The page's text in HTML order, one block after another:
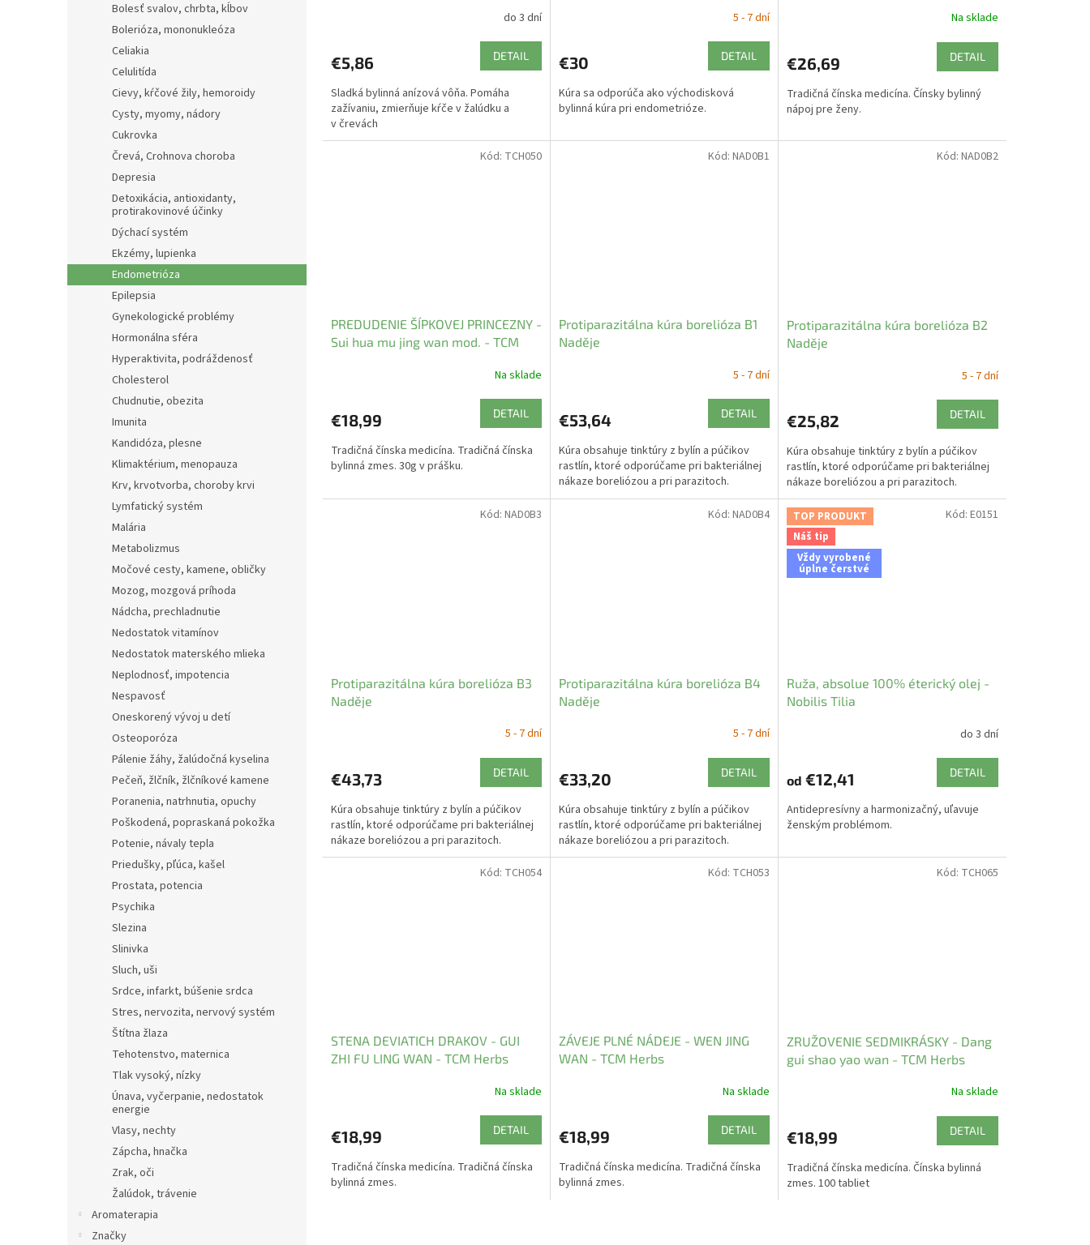
Bolesť svalov, chrbta, kĺbov
Bolerióza, mononukleóza
Celiakia
Celulitída
Cievy, kŕčové žily, hemoroidy
Cysty, myomy, nádory
Cukrovka
Črevá, Crohnova choroba
Depresia
Detoxikácia, antioxidanty,
protirakovinové účinky
Dýchací systém
Ekzémy, lupienka
Endometrióza
Epilepsia
Gynekologické problémy
Hormonálna sféra
Hyperaktivita, podráždenosť
Cholesterol
Chudnutie, obezita
Imunita
Kandidóza, plesne
Klimaktérium, menopauza
Krv, krvotvorba, choroby krvi
Lymfatický systém
Malária
Metabolizmus
Močové cesty, kamene, obličky
Mozog, mozgová príhoda
Nádcha, prechladnutie
Nedostatok vitamínov
Nedostatok materského mlieka
Neplodnosť, impotencia
Nespavosť
Oneskorený vývoj u detí
Osteoporóza
Pálenie žáhy, žalúdočná kyselina
Pečeň, žlčník, žlčníkové kamene
Poranenia, natrhnutia, opuchy
Poškodená, popraskaná pokožka
Potenie, návaly tepla
Priedušky, pľúca, kašel
Prostata, potencia
Psychika
Slezina
Slinivka
Sluch, uši
Srdce, infarkt, búšenie srdca
Stres, nervozita, nervový systém
Štítna žlaza
Tehotenstvo, maternica
Tlak vysoký, nízky
Únava, vyčerpanie, nedostatok
energie
Vlasy, nechty
Zápcha, hnačka
Zrak, oči
Žalúdok, trávenie
Aromaterapia
Značky
do 3 dní
€5,86 DETAIL
Sladká bylinná anízová vôňa. Pomáha
zažívaniu, zmierňuje kŕče v žalúdku a
v črevách
5 - 7 dní
€30 DETAIL
Kúra sa odporúča ako východisková
bylinná kúra pri endometrióze.
Na sklade
€26,69 DETAIL
Tradičná čínska medicína. Čínsky bylinný
nápoj pre ženy.
PREDUDENIE ŠÍPKOVEJ PRINCEZNY -
Sui hua mu jing wan mod. - TCM
Na sklade
€18,99 DETAIL
Tradičná čínska medicína. Tradičná čínska
bylinná zmes. 30g v prášku.
Kód: TCH050
Protiparazitálna kúra borelióza B1
Naděje
5 - 7 dní
€53,64 DETAIL
Kúra obsahuje tinktúry z bylín a púčikov
rastlín, ktoré odporúčame pri bakteriálnej
nákaze boreliózou a pri parazitoch.
Kód: NAD0B1
Protiparazitálna kúra borelióza B2
Naděje
5 - 7 dní
€25,82 DETAIL
Kúra obsahuje tinktúry z bylín a púčikov
rastlín, ktoré odporúčame pri bakteriálnej
nákaze boreliózou a pri parazitoch.
Kód: NAD0B2
Protiparazitálna kúra borelióza B3
Naděje
5 - 7 dní
€43,73 DETAIL
Kúra obsahuje tinktúry z bylín a púčikov
rastlín, ktoré odporúčame pri bakteriálnej
nákaze boreliózou a pri parazitoch.
Kód: NAD0B3
Protiparazitálna kúra borelióza B4
Naděje
5 - 7 dní
€33,20 DETAIL
Kúra obsahuje tinktúry z bylín a púčikov
rastlín, ktoré odporúčame pri bakteriálnej
nákaze boreliózou a pri parazitoch.
Kód: NAD0B4
TOP PRODUKT
Náš tip
Vždy vyrobené
úplne čerstvé
Ruža, absolue 100% éterický olej -
Nobilis Tilia
do 3 dní
od €12,41 DETAIL
Antidepresívny a harmonizačný, uľavuje
ženským problémom.
Kód: E0151
STENA DEVIATICH DRAKOV - GUI
ZHI FU LING WAN - TCM Herbs
Na sklade
€18,99 DETAIL
Tradičná čínska medicína. Tradičná čínska
bylinná zmes.
Kód: TCH054
ZÁVEJE PLNÉ NÁDEJE - WEN JING
WAN - TCM Herbs
Na sklade
€18,99 DETAIL
Tradičná čínska medicína. Tradičná čínska
bylinná zmes.
Kód: TCH053
ZRUŽOVENIE SEDMIKRÁSKY - Dang
gui shao yao wan - TCM Herbs
Na sklade
€18,99 DETAIL
Tradičná čínska medicína. Čínska bylinná
zmes. 100 tabliet
Kód: TCH065